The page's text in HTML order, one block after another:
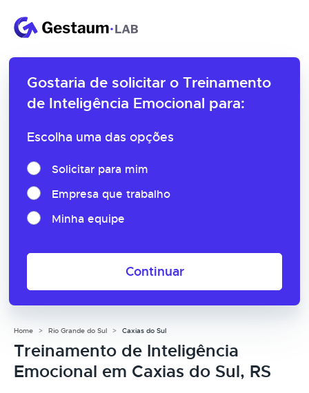
Gostaria de solicitar o Treinamento
de Inteligência Emocional para:
Escolha uma das opções
Solicitar para mim
Empresa que trabalho
Minha equipe
Continuar
Home Rio Grande do Sul Caxias do Sul
Treinamento de Inteligência
Emocional em Caxias do Sul, RS